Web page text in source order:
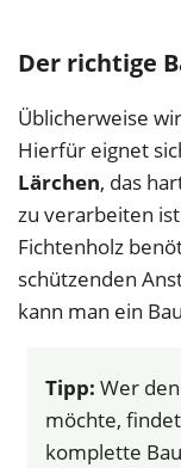
Der richtige
Üblicherweise
Hierfür eignet
Lärchen, das
zu verarbeiten
Fichtenholz
schützenden
kann man ein
Tipp: Wer
möchte,
komplette